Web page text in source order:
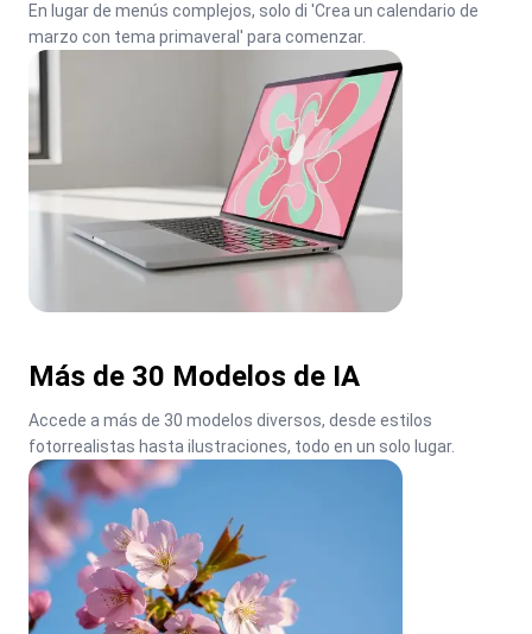
En lugar de menús complejos, solo di 'Crea un calendario de
marzo con tema primaveral' para comenzar.
Más de 30 Modelos de IA
Accede a más de 30 modelos diversos, desde estilos
fotorrealistas hasta ilustraciones, todo en un solo lugar.